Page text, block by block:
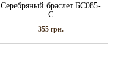
Серебряный браслет БС085-
С
355 грн.